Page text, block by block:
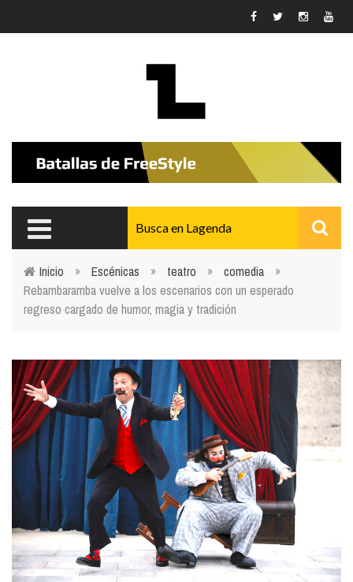
Usted está aquí
Inicio » Escénicas » teatro » comedia
»
Rebambaramba vuelve a los escenarios con un esperado
regreso cargado de humor, magia y tradición